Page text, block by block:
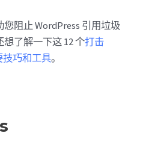
阻止 WordPress 引用垃圾
了解一下这 12 个打击
技巧和工具。